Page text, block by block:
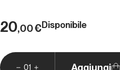
20,00€Disponibile
01